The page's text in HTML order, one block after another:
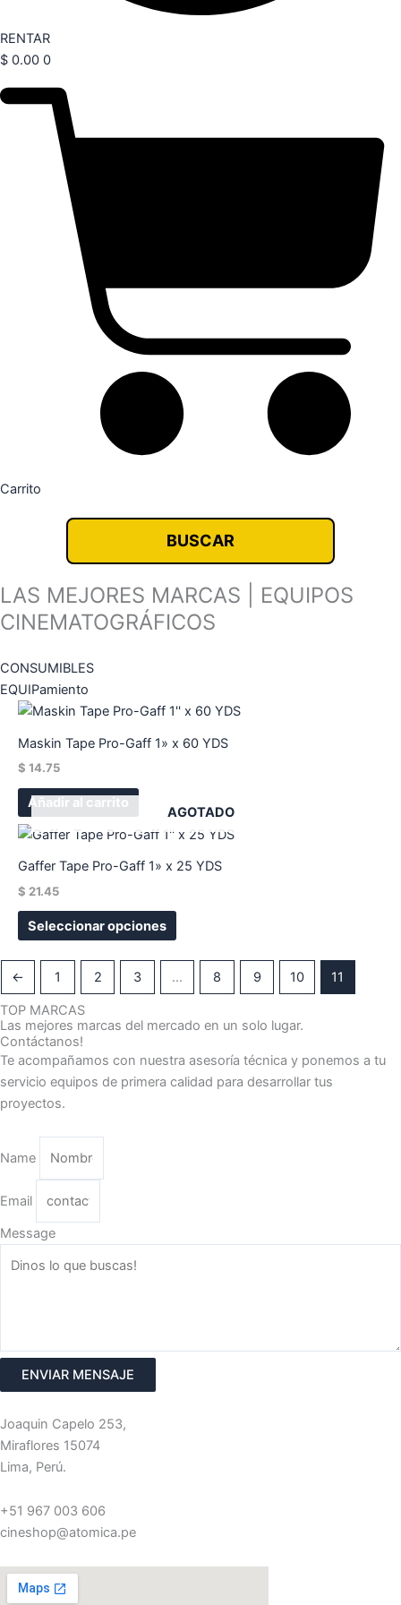
RENTAR
$ 0.00 0
Carrito
BUSCAR
LAS MEJORES MARCAS | EQUIPOS
CINEMATOGRÁFICOS
CONSUMIBLES
EQUIPamiento
Maskin Tape Pro-Gaff 1» x 60 YDS
$ 14.75
Añadir al carrito
AGOTADO
Gaffer Tape Pro-Gaff 1» x 25 YDS
$ 21.45
Seleccionar opciones
Este
tiene
múltiples
variantes.
Las
opciones
se
pueden
elegir
en
la
página
de
producto
← 1 2 3 … 8 9 10 11
TOP MARCAS
Las mejores marcas del mercado en un solo lugar.
Contáctanos!
Te acompañamos con nuestra asesoría técnica y ponemos a tu
servicio equipos de primera calidad para desarrollar tus
proyectos.
Name
Email
Message
ENVIAR MENSAJE
Joaquin Capelo 253,
Miraflores 15074
Lima, Perú.
+51 967 003 606
cineshop@atomica.pe